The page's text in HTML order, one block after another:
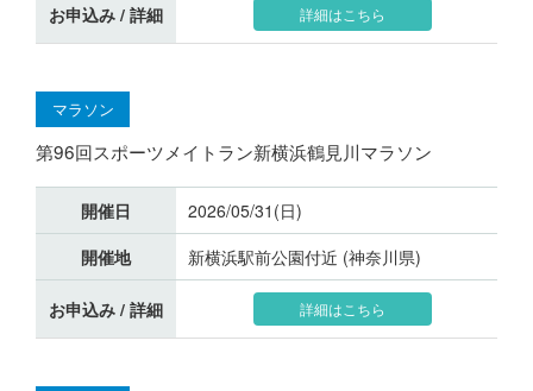
お申込み / 詳細 詳細はこちら
マラソン
第96回スポーツメイトラン新横浜鶴見川マラソン
開催日
2026/05/31(日)
開催地
新横浜駅前公園付近 (神奈川県)
お申込み / 詳細 詳細はこちら